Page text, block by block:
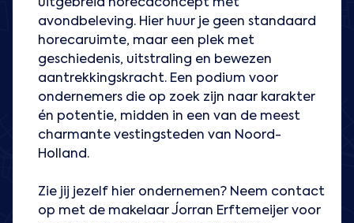
uitgebreid horecaconcept met
avondbeleving. Hier huur je geen standaard
horecaruimte, maar een plek met
geschiedenis, uitstraling en bewezen
aantrekkingskracht. Een podium voor
ondernemers die op zoek zijn naar karakter
én potentie, midden in een van de meest
charmante vestingsteden van Noord-
Holland.
Zie jij jezelf hier ondernemen? Neem contact
op met de makelaar Jorran Erftemeijer voor